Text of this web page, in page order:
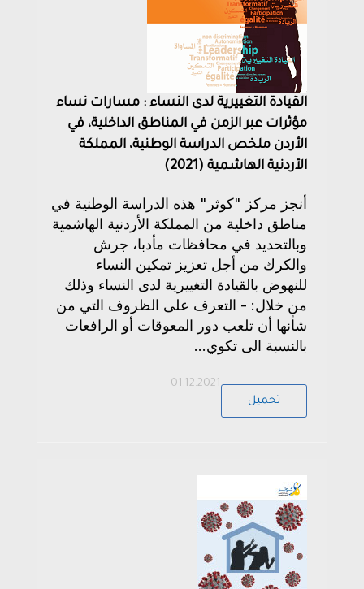
القيادة التغييرية لدى النساء : مسارات نساء
مؤثرات عبر الزمن في المناطق الداخلية، في
الأردن ملخص الدراسة الوطنية، المملكة
الأردنية الهاشمية (2021)
أنجز مركز "كوثر" هذه الدراسة الوطنية في
مناطق داخلية من المملكة الأردنية الهاشمية
وبالتحديد في محافظات مأدبا، جرش
والكرك من أجل تعزيز تمكين النساء
للنهوض بالقيادة التغييرية لدى النساء وذلك
من خلال: - التعرف على الظروف التي من
شأنها أن تلعب دور المعوقات أو الرافعات
بالنسبة الى تكوي...
01.12.2021
تحميل